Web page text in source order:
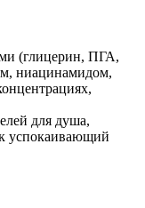
(глицерин, ПГА,
ниацинамидом,
для душа,
успокаивающий